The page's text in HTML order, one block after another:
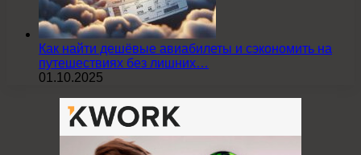
Как найти дешёвые авиабилеты и сэкономить на
путешествиях без лишних…
01.10.2025